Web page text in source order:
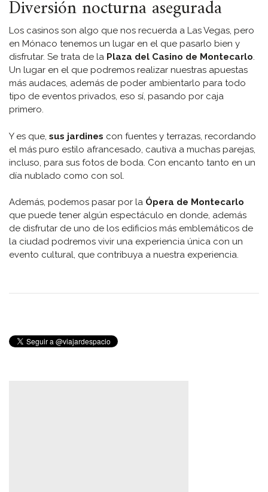
Diversión nocturna asegurada
Los casinos son algo que nos recuerda a Las Vegas, pero
en Mónaco tenemos un lugar en el que pasarlo bien y
disfrutar. Se trata de la Plaza del Casino de Montecarlo.
Un lugar en el que podremos realizar nuestras apuestas
más audaces, además de poder ambientarlo para todo
tipo de eventos privados, eso sí, pasando por caja
primero.
Y es que, sus jardines con fuentes y terrazas, recordando
el más puro estilo afrancesado, cautiva a muchas parejas,
incluso, para sus fotos de boda. Con encanto tanto en un
día nublado como con sol.
Además, podemos pasar por la Ópera de Montecarlo
que puede tener algún espectáculo en donde, además
de disfrutar de uno de los edificios más emblemáticos de
la ciudad podremos vivir una experiencia única con un
evento cultural, que contribuya a nuestra experiencia.